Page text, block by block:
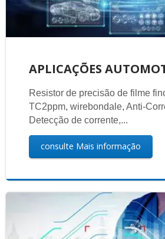
APLICAÇÕES
Resistor de precisão de filme
TC2ppm, wirebondale, Anti-
Detecção de corrente,...
consulte Mais informação